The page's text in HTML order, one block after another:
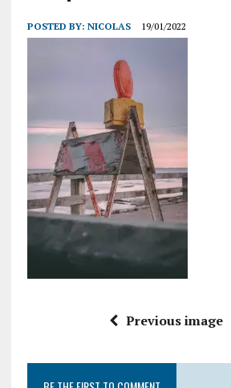
POSTED BY: NICOLAS 19/01/2022
Previous image